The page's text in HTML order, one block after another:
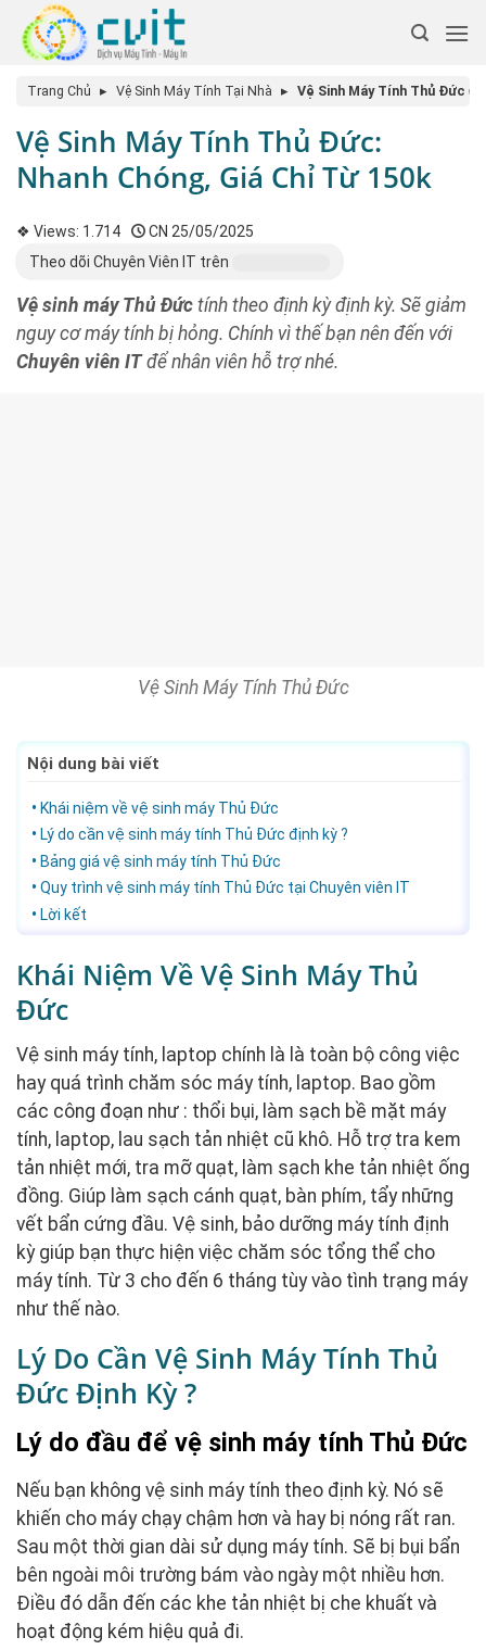
Trang Chủ ▸ Vệ Sinh Máy Tính Tại Nhà ▸ Vệ Sinh Máy Tính Thủ Đức ✅
Vệ Sinh Máy Tính Thủ Đức:
Nhanh Chóng, Giá Chỉ Từ 150k
❖ Views: 1.714
CN 25/05/2025
Theo dõi Chuyên Viên IT trên
Vệ sinh máy Thủ Đức tính theo định kỳ định kỳ. Sẽ giảm
nguy cơ máy tính bị hỏng. Chính vì thế bạn nên đến với
Chuyên viên ITđể nhân viên hỗ trợ nhé.
Vệ Sinh Máy Tính Thủ Đức
Nội dung bài viết
Khái niệm về vệ sinh máy Thủ Đức
Lý do cần vệ sinh máy tính Thủ Đức định kỳ ?
Bảng giá vệ sinh máy tính Thủ Đức
Quy trình vệ sinh máy tính Thủ Đức tại Chuyên viên IT
Lời kết
Khái Niệm Về Vệ Sinh Máy Thủ
Đức
Vệ sinh máy tính, laptop chính là là toàn bộ công việc
hay quá trình chăm sóc máy tính, laptop. Bao gồm
các công đoạn như : thổi bụi, làm sạch bề mặt máy
tính, laptop, lau sạch tản nhiệt cũ khô. Hỗ trợ tra kem
tản nhiệt mới, tra mỡ quạt, làm sạch khe tản nhiệt ống
đồng. Giúp làm sạch cánh quạt, bàn phím, tẩy những
vết bẩn cứng đầu. Vệ sinh, bảo dưỡng máy tính định
kỳ giúp bạn thực hiện việc chăm sóc tổng thể cho
máy tính. Từ 3 cho đến 6 tháng tùy vào tình trạng máy
như thế nào.
Lý Do Cần Vệ Sinh Máy Tính Thủ
Đức Định Kỳ ?
Lý do đầu để vệ sinh máy tính Thủ Đức
Nếu bạn không vệ sinh máy tính theo định kỳ. Nó sẽ
khiến cho máy chạy chậm hơn và hay bị nóng rất ran.
Sau một thời gian dài sử dụng máy tính. Sẽ bị bụi bẩn
bên ngoài môi trường bám vào ngày một nhiều hơn.
Điều đó dẫn đến các khe tản nhiệt bị che khuất và
hoạt động kém hiệu quả đi.